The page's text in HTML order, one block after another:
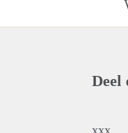
Deel
xxx